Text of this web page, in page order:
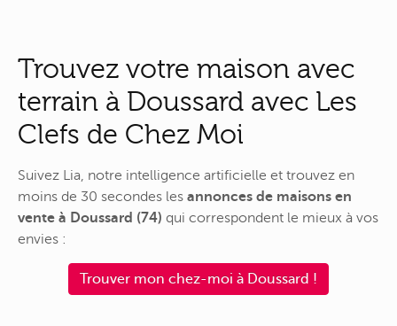
Trouvez votre maison avec
terrain à Doussard avec Les
Clefs de Chez Moi
Suivez Lia, notre intelligence artificielle et trouvez en
moins de 30 secondes les annonces de maisons en
vente à Doussard (74) qui correspondent le mieux à vos
envies :
Trouver mon chez-moi à Doussard !